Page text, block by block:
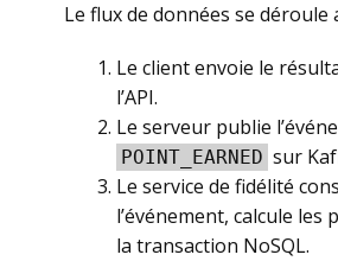
Le flux de données se déroule
Le client envoie le
l’API.
Le serveur publie
POINT_EARNED sur
Le service de fidélité
l’événement, calcule les
la transaction NoSQL.